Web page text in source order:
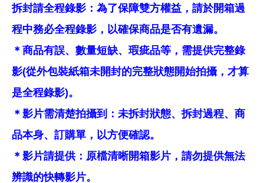
拆封請全程錄影：為了保障雙方權益，請於開箱過
程中務必全程錄影，以確保商品是否有遺漏。
＊商品有誤、數量短缺、瑕疵品等，需提供完整錄
影(從外包裝紙箱未開封的完整狀態開始拍攝，才算
是全程錄影)。
＊影片需清楚拍攝到：未拆封狀態、拆封過程、商
品本身、訂購單，以方便確認。
＊影片請提供：原檔清晰開箱影片，請勿提供無法
辨識的快轉影片。